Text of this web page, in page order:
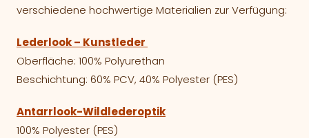
verschiedene hochwertige Materialien zur Verfügung:
Lederlook – Kunstleder
Oberfläche: 100% Polyurethan
Beschichtung: 60% PCV, 40% Polyester (PES)
Antarrlook-Wildlederoptik
100% Polyester (PES)